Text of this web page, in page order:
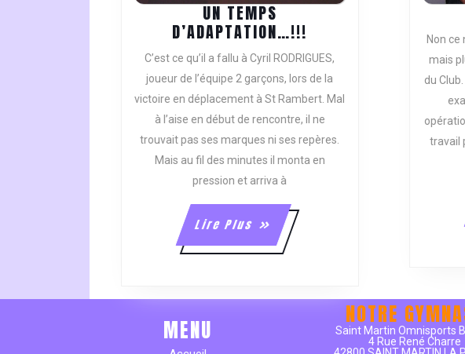
UN TEMPS
D’ADAPTATION…!!!
TEMPS
D’ADAPTATION…!!!
C’est ce qu’il a fallu à Cyril RODRIGUES,
joueur de l’équipe 2 garçons, lors de la
victoire en déplacement à St Rambert. Mal
à l’aise en début de rencontre, il ne
trouvait pas ses marques ni ses repères.
Mais au fil des minutes il monta en
pression et arriva à
Lire Plus
Lire
Plus
Non ce
mais
du
travail
MENU
NOTRE
Saint Martin Omnisports
4 Rue René Charre